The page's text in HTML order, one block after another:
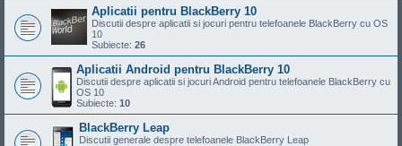
Aplicatii pentru BlackBerry 10
Discutii despre aplicatii si jocuri pentru telefoanele BlackBerry cu OS
10
Subiecte: 26
Aplicatii Android pentru BlackBerry 10
Discutii despre aplicatii si jocuri Android pentru telefoanele BlackBerry cu
OS 10
Subiecte: 10
BlackBerry Leap
Discutii generale despre telefoanele BlackBerry Leap